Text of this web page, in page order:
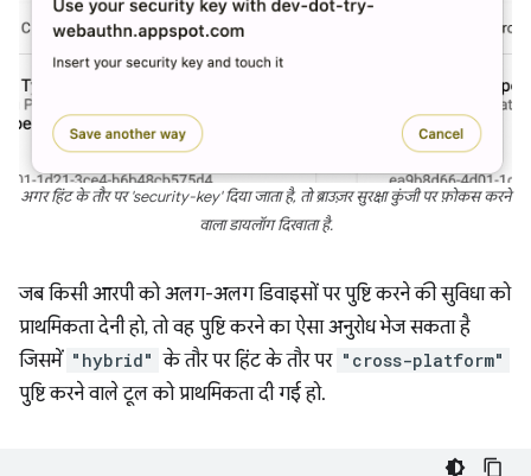
अगर हिंट के तौर पर 'security-key' दिया जाता है, तो ब्राउज़र सुरक्षा कुंजी पर फ़ोकस करने
वाला डायलॉग दिखाता है.
जब किसी आरपी को अलग-अलग डिवाइसों पर पुष्टि करने की सुविधा को
प्राथमिकता देनी हो, तो वह पुष्टि करने का ऐसा अनुरोध भेज सकता है
जिसमें "hybrid" के तौर पर हिंट के तौर पर "cross-platform"
पुष्टि करने वाले टूल को प्राथमिकता दी गई हो.